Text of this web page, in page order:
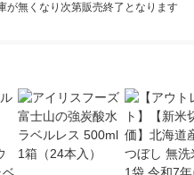
が無くなり次第販売終了となります